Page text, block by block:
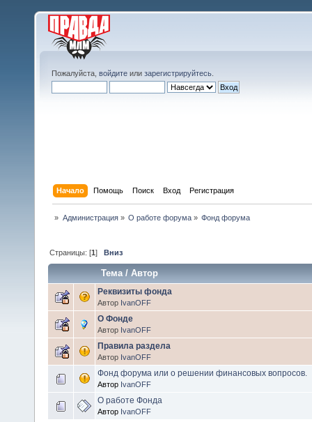
Пожалуйста, войдите или зарегистрируйтесь
Начало Помощь Поиск Вход Регистрация
» Администрация» О работе форума» Фонд форума
Страницы: [1]Вниз
Тема/Автор
Реквизиты фонда
Автор IvanOFF
О Фонде
Автор IvanOFF
Правила раздела
Автор IvanOFF
Фонд форума или о решении финансовых вопросов.
Автор IvanOFF
О работе Фонда
Автор IvanOFF